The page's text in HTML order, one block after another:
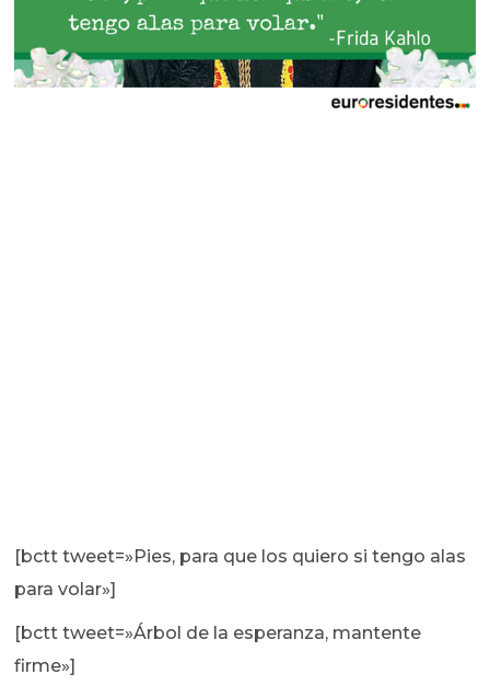
[bctt tweet=»Pies, para que los quiero si tengo alas
para volar»]
[bctt tweet=»Árbol de la esperanza, mantente
firme»]